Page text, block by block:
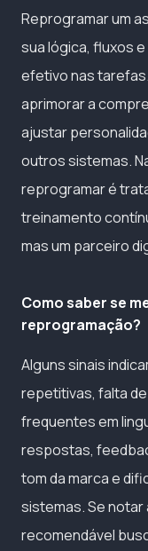
Reprogramar um
sua lógica, fluxos
efetivo nas
aprimorar a
ajustar
outros sistemas.
reprogramar é
treinamento
mas um parceiro
Como saber se
reprogramação?
Alguns sinais
repetitivas, falta
frequentes em
respostas,
tom da marca e
sistemas. Se
recomendável